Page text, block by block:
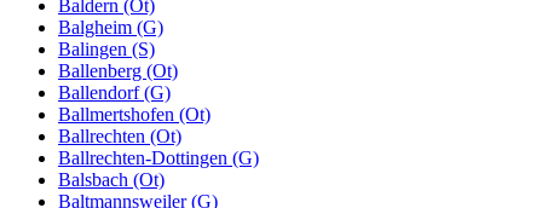
Baldern (Ot)
Balgheim (G)
Balingen (S)
Ballenberg (Ot)
Ballendorf (G)
Ballmertshofen (Ot)
Ballrechten (Ot)
Ballrechten-Dottingen (G)
Balsbach (Ot)
Baltmannsweiler (G)